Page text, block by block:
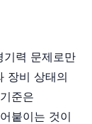
력 문제로만
장비 상태의
준은
붙이는 것이